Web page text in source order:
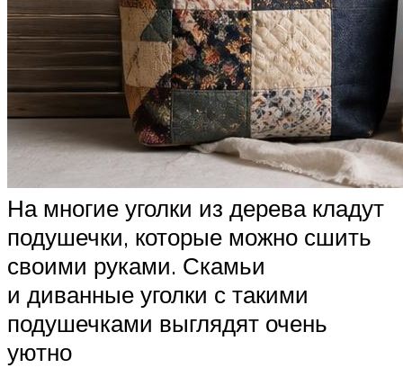
На многие уголки из дерева кладут
подушечки, которые можно сшить
своими руками. Скамьи
и диванные уголки с такими
подушечками выглядят очень
уютно